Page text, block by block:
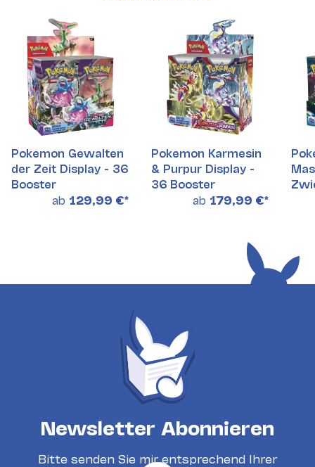
Pokemon Gewalten
der Zeit Display - 36
Booster
ab 129,99 €*
Pokemon Karmesin
& Purpur Display -
36 Booster
ab 179,99 €*
Newsletter Abonnieren
Bitte senden Sie mir entsprechend Ihrer